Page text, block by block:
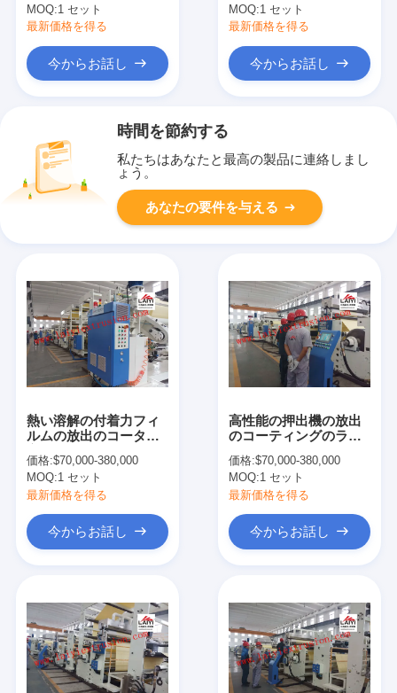
MOQ:1 セット
最新価格を得る
今からお話し
MOQ:1 セット
最新価格を得る
今からお話し
時間を節約する
私たちはあなたと最高の製品に連絡しまし
ょう。
あなたの要件を与える
熱い溶解の付着力フィ
ルムの放出のコータ最
の幅
価格:$70,000-380,000
MOQ:1 セット
最新価格を得る
今からお話し
高性能の押出機の放出
のコーティングのラミ
M/Min速度
価格:$70,000-380,000
MOQ:1 セット
最新価格を得る
今からお話し